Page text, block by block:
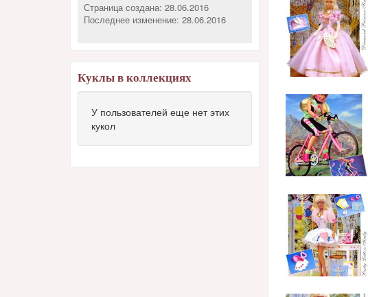
Страница создана: 28.06.2016
Последнее изменение: 28.06.2016
Куклы в коллекциях
У пользователей еще нет этих
кукол